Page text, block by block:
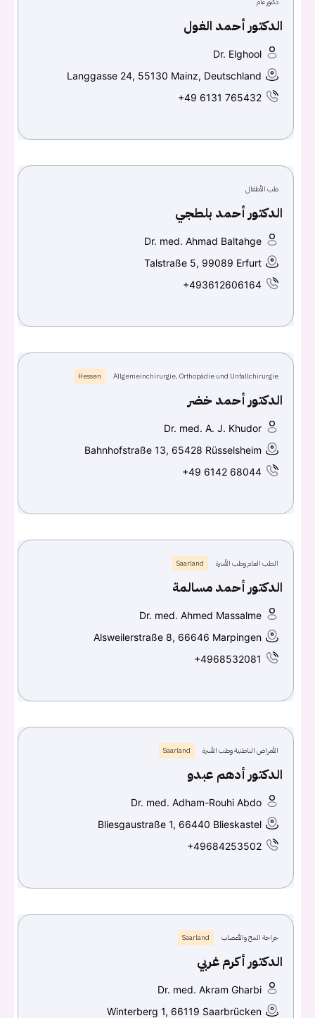
الدكتور أحمد الغول
Dr. Elghool
Langgasse 24, 55130 Mainz, Deutschland
+49 6131 765432
طب الأطفال
الدكتور أحمد بلطجي
Dr. med. Ahmad Baltahge
Talstraße 5, 99089 Erfurt
+493612606164
Allgemeinchirurgie, Orthopädie und Unfallchirurgie
Hessen
الدكتور أحمد خضر
Dr. med. A. J. Khudor
Bahnhofstraße 13, 65428 Rüsselsheim
+49 6142 68044
الطب العام وطب الأسرة Saarland
الدكتور أحمد مسالمة
Dr. med. Ahmed Massalme
Alsweilerstraße 8, 66646 Marpingen
+4968532081
الأمراض الباطنية وطب الأسرة Saarland
الدكتور أدهم عبدو
Dr. med. Adham-Rouhi Abdo
Bliesgaustraße 1, 66440 Blieskastel
+49684253502
جراحة المخ والأعصاب Saarland
الدكتور أكرم غربي
Dr. med. Akram Gharbi
Winterberg 1, 66119 Saarbrücken